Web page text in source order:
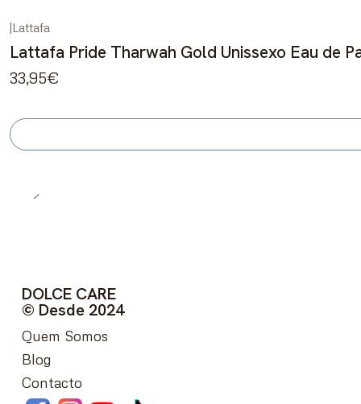
|Lattafa
Lattafa Pride Tharwah Gold Unissexo Eau de
33,95€
DOLCE CARE
© Desde 2024
Quem Somos
Blog
Contacto